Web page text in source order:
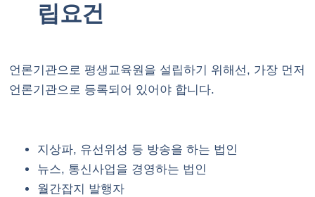
립요건
언론기관으로 평생교육원을 설립하기 위해선, 가장 먼저
언론기관으로 등록되어 있어야 합니다.
지상파, 유선위성 등 방송을 하는 법인
뉴스, 통신사업을 경영하는 법인
월간잡지 발행자